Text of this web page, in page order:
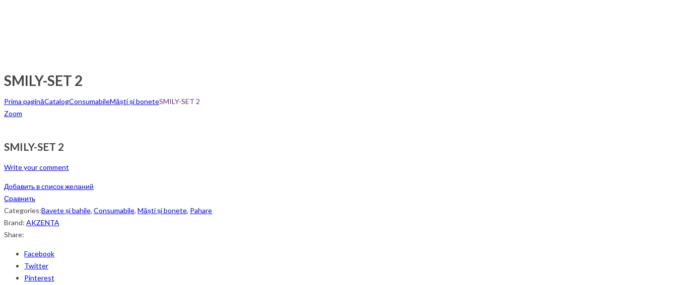
SMILY-SET 2
Prima paginăCatalogConsumabileMăști și boneteSMILY-SET 2
Zoom
SMILY-SET 2
Write your comment
Добавить в список желаний
Сравнить
Categories:Bavete și bahile, Consumabile, Măști și bonete, Pahare
Brand: AKZENTA
Share:
Facebook
Twitter
Pinterest